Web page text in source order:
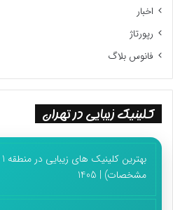
اخبار
رپورتاژ
فانوس بلاگ
کلینیک زیبایی در تهران
مشخصات) | 1405